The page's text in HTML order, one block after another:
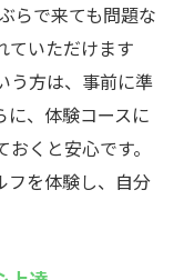
らで来ても問題な
ていただけます
う方は、事前に準
に、体験コースに
くと安心です。
フを体験し、自分